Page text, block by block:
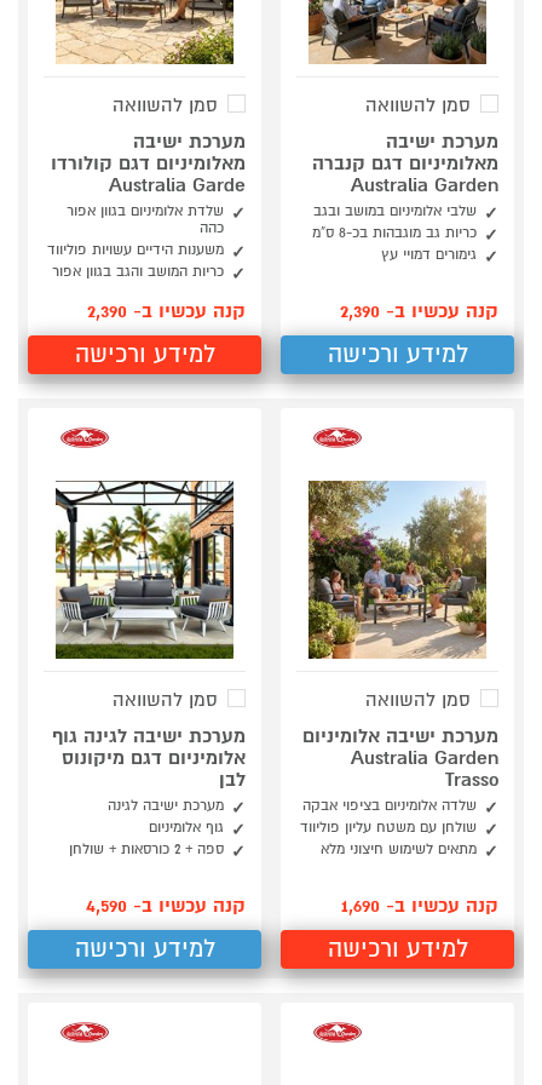
סמן להשוואה
מערכת ישיבה
מאלומיניום דגם קנברה
Australia Garden
שלבי אלומיניום במושב ובגב
כריות גב מוגבהות בכ-8 ס”מ
גימורים דמויי עץ
קנה עכשיו ב- 2,390
למידע ורכישה
סמן להשוואה
מערכת ישיבה
מאלומיניום דגם קולורדו
Australia Garde
שלדת אלומיניום בגוון אפור
כהה
משענות הידיים עשויות פוליווד
כריות המושב והגב בגוון אפור
קנה עכשיו ב- 2,390
למידע ורכישה
סמן להשוואה
מערכת ישיבה אלומיניום
Australia Garden
Trasso
שלדה אלומיניום בציפוי אבקה
שולחן עם משטח עליון פוליווד
מתאים לשימוש חיצוני מלא
קנה עכשיו ב- 1,690
למידע ורכישה
סמן להשוואה
מערכת ישיבה לגינה גוף
אלומיניום דגם מיקונוס
לבן
מערכת ישיבה לגינה
גוף אלומיניום
ספה + 2 כורסאות + שולחן
קנה עכשיו ב- 4,590
למידע ורכישה